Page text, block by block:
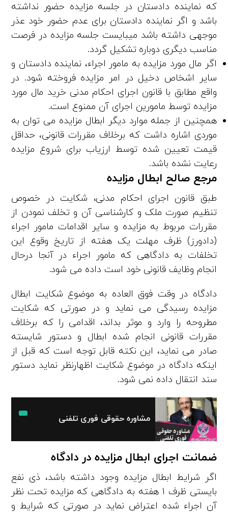
که نماینده دادستان در جلسه مزایده حضور نداشته
باشد و اگر نماینده دادستان برای عدم حضور خود عذر
موجهی داشته باشد می­بایست جلسه مزایده در فرصت
مناسب دیگری دوباره تشکیل گردد.
اگر مال مورد مزایده به مامور اجراء، نماینده دادستان و
سایر اشخاص دخیل در امر مزایده فروخته شود. در
واقع مطابق با قانون اجرای احکام مدنی خرید مال مورد
مزایده توسط مامورین اجرای آن ممنوع است.
همچنین از جمله موارد دیگر ابطال مزایده می­ توان به
موردی اشاره داشت که برخلاف مقررات قانونی، حداقل
قیمت تعیین شده توسط ارزیاب برای شروع مزایده
رعایت نشده باشد.
مرجع صالح ابطال مزایده
طبق قانون اجرای احکام مدنی، شکایت در خصوص
تنظیم صورت ملک و کارشناسی آن و تخلف نمودن از
مقررات مربوط به مزایده و سایر اقدامات مامور اجراء
(دادورز) ظرف مهلت یک هفته از‌ تاریخ وقوع این
تخلفات به دادگاهی که مامور اجراء در آنجا درحال
انجام وظایف قانونی خود است داده می‌ شود.
دادگاه در وقت فوق‌ العاده به موضوع شکایت ابطال
مزایده رسیدگی می­ نماید و در صورتی‌­ که شکایت
مطروحه را وارد و موثر بداند، اقدامی را که برخلاف
مقررات قانونی انجام شده ابطال و دستور شایسته
صادر می­ نماید، این نکته قابل توجه است که قبل از
اینکه دادگاه در موضوع‌ شکایت اظهارنظر نماید دستور
سند انتقال داده نمی‌ شود.
مشاوره حقوقی فوری تلفنی
ضمانت اجرای ابطال مزایده در دادگاه
اگر شرایط ابطال مزایده وجود داشته باشد، ذی­ نفع
بایستی ظرف 1 هفته به دادگاهی که مزایده تحت نظر
آن اجراء شده اعتراض نماید در صورتی­ که شرایط و